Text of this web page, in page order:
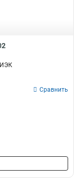
ИЭК
Сравнить